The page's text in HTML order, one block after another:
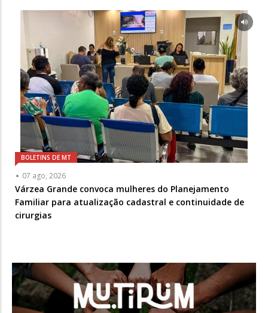
BOLETINS DE MT
07 ago, 2026
Várzea Grande convoca mulheres do Planejamento
Familiar para atualização cadastral e continuidade de
cirurgias